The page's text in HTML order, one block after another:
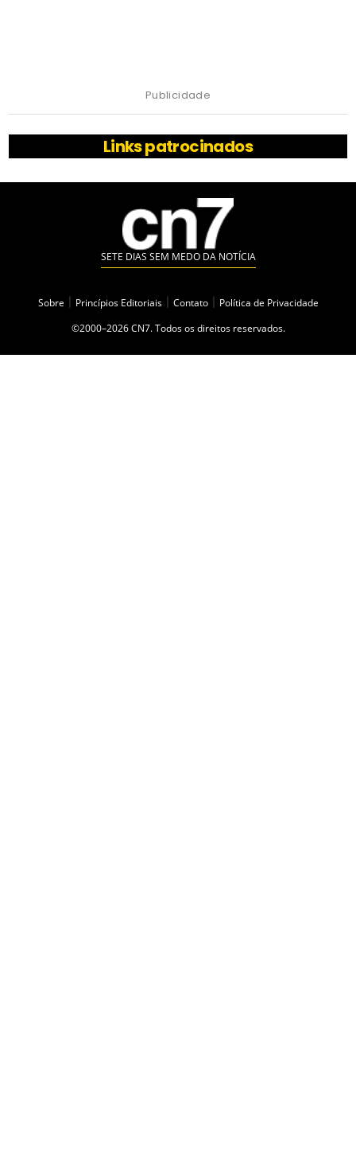
Publicidade
Links patrocinados
SETE DIAS SEM MEDO DA NOTÍCIA
Sobre Princípios Editoriais Contato
Política de Privacidade
©2000–2026 CN7. Todos os direitos reservados.